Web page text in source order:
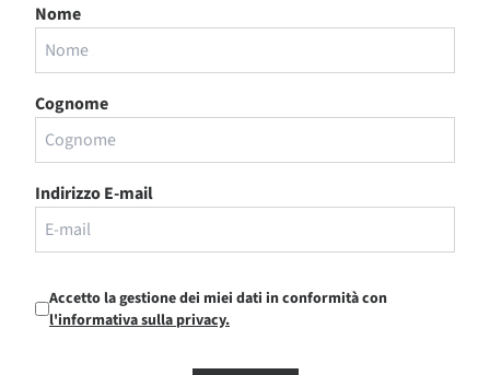
Nome
Cognome
Indirizzo E-mail
Accetto la gestione dei miei dati in conformità con
l'informativa sulla privacy.